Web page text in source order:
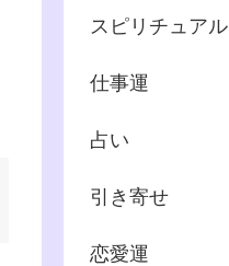
スピリチュアル
仕事運
占い
引き寄せ
恋愛運